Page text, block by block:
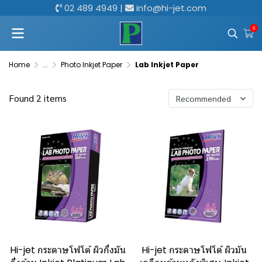
02 489 4949 | info@hi-jet.com
0
Home ... Photo Inkjet Paper Lab Inkjet Paper
Found 2 items Recommended
Hi-jet กระดาษโฟโต้ ผิวกึ่งมัน
Hi-jet กระดาษโฟโต้ ผิวมัน